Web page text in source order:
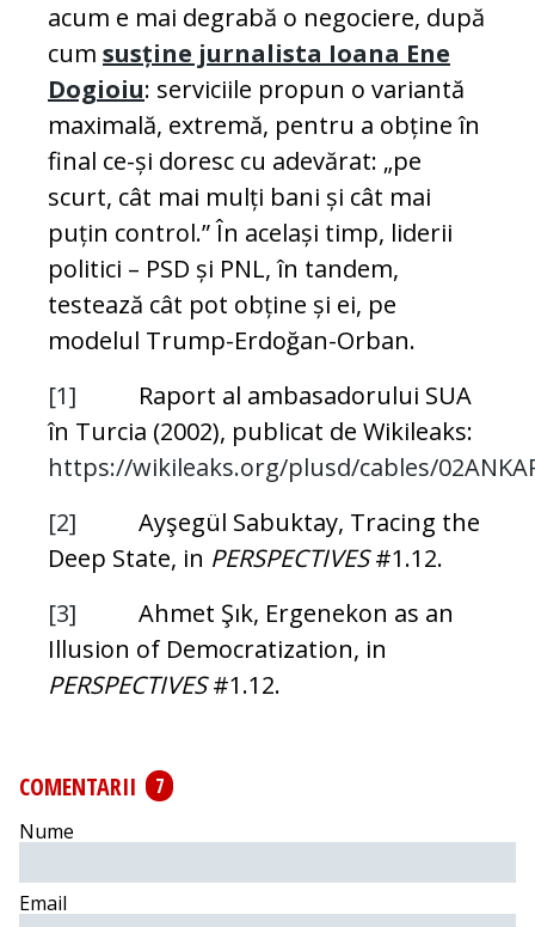
acum e mai degrabă o negociere, după
cum susține jurnalista Ioana Ene
Dogioiu: serviciile propun o variantă
maximală, extremă, pentru a obține în
final ce-și doresc cu adevărat: „pe
scurt, cât mai mulți bani și cât mai
puțin control.” În același timp, liderii
politici – PSD și PNL, în tandem,
testează cât pot obține și ei, pe
modelul Trump-Erdoğan-Orban.
[1]
Raport al ambasadorului SUA
în Turcia (2002), publicat de Wikileaks:
https://wikileaks.org/plusd/cables/
[2]
Ayşegül Sabuktay, Tracing the
Deep State, in PERSPECTIVES#1.12.
[3]
Ahmet Şık, Ergenekon as an
Illusion of Democratization, in
PERSPECTIVES#1.12.
COMENTARII
7
Nume
Email